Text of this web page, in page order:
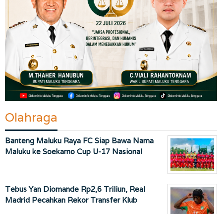
Olahraga
Banteng Maluku Raya FC Siap Bawa Nama
Maluku ke Soekarno Cup U-17 Nasional
Tebus Yan Diomande Rp2,6 Triliun, Real
Madrid Pecahkan Rekor Transfer Klub